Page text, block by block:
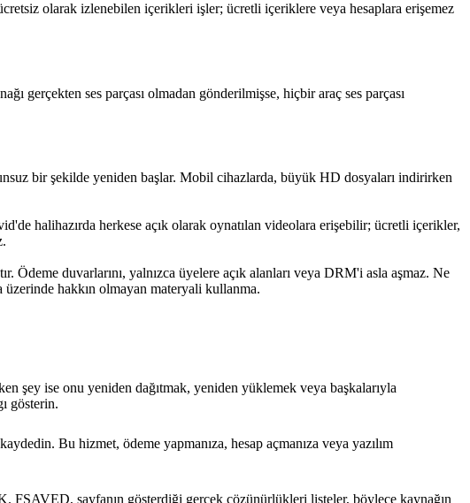
olarak izlenebilen içerikleri işler; ücretli içeriklere veya hesaplara erişemez
gerçekten ses parçası olmadan gönderilmişse, hiçbir araç ses parçası
bir şekilde yeniden başlar. Mobil cihazlarda, büyük HD dosyaları indirirken
halihazırda herkese açık olarak oynatılan videolara erişebilir; ücretli içerikler,
Ödeme duvarlarını, yalnızca üyelere açık alanları veya DRM'i asla aşmaz. Ne
üzerinde hakkın olmayan materyali kullanma.
şey ise onu yeniden dağıtmak, yeniden yüklemek veya başkalarıyla
gösterin.
Bu hizmet, ödeme yapmanıza, hesap açmanıza veya yazılım
FSAVED, sayfanın gösterdiği gerçek çözünürlükleri listeler, böylece kaynağın